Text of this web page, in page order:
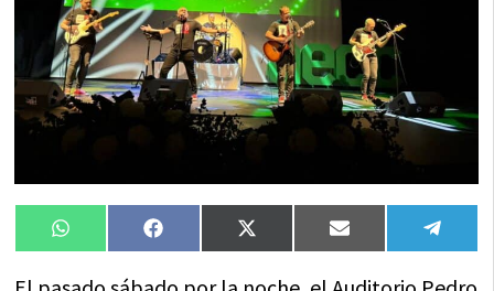
Compartir
en
WhatsAppCompartir
en
FacebookCompartir
en
X
(Twitter)
Compartir
en
Email
en